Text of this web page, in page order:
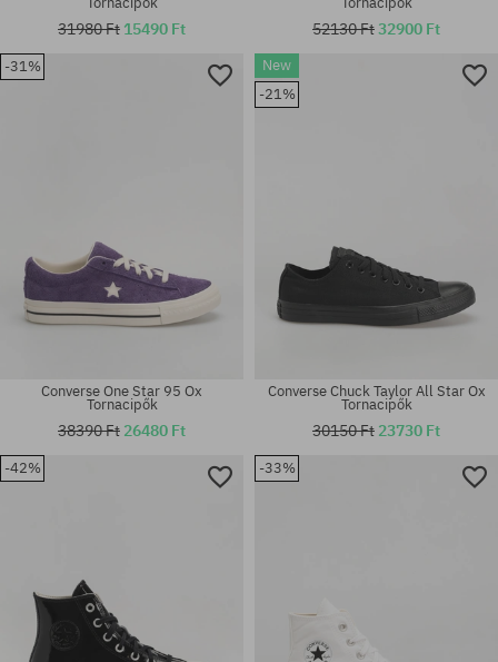
Elérhető méretek:
Elérhető méretek:
40; 44; 44.5
Elérhető méretek:
31980 Ft 15490 Ft
Elérhető méretek:
52130 Ft32900 Ft
-31%
Converse One Star 95 Ox
Tornacipők
38390 Ft 26480 Ft
New
-21%
Converse Chuck Taylor All Star Ox
Tornacipők
30150 Ft 23730 Ft
-42% -33%